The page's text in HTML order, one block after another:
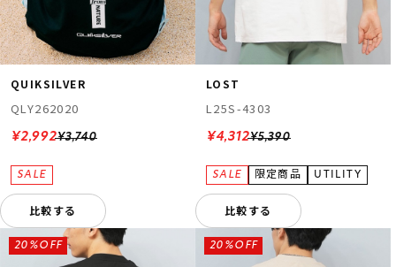
QUIKSILVER
QLY262020
¥3,740
¥2,992
比較する
LOST
L25S-4303
¥5,390
¥4,312
比較する
20%OFF 20%OFF